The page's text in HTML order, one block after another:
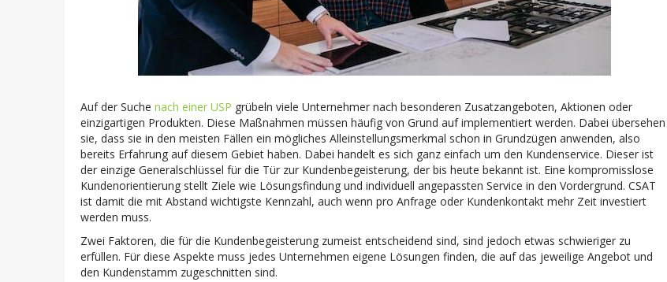
Auf der Suche nach einer USP grübeln viele Unternehmer nach besonderen Zusatzangeboten, Aktionen oder
einzigartigen Produkten. Diese Maßnahmen müssen häufig von Grund auf implementiert werden. Dabei übersehen
sie, dass sie in den meisten Fällen ein mögliches Alleinstellungsmerkmal schon in Grundzügen anwenden, also
bereits Erfahrung auf diesem Gebiet haben. Dabei handelt es sich ganz einfach um den Kundenservice. Dieser ist
der einzige Generalschlüssel für die Tür zur Kundenbegeisterung, der bis heute bekannt ist. Eine kompromisslose
Kundenorientierung stellt Ziele wie Lösungsfindung und individuell angepassten Service in den Vordergrund. CSAT
ist damit die mit Abstand wichtigste Kennzahl, auch wenn pro Anfrage oder Kundenkontakt mehr Zeit investiert
werden muss.
Zwei Faktoren, die für die Kundenbegeisterung zumeist entscheidend sind, sind jedoch etwas schwieriger zu
erfüllen. Für diese Aspekte muss jedes Unternehmen eigene Lösungen finden, die auf das jeweilige Angebot und
den Kundenstamm zugeschnitten sind.